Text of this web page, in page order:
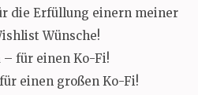
die Erfüllung einern meiner
Wünsche!
– für einen Ko-Fi!
einen großen Ko-Fi!